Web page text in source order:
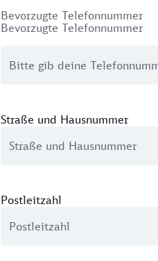
Bevorzugte Telefonnummer
Bevorzugte Telefonnummer
Straße und Hausnummer
Postleitzahl